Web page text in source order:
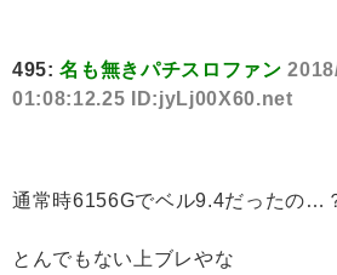
495:名も無きパチスロファン
01:08:12.25 ID:jyLj00X60.net
通常時6156Gでベル9.4だったの…
とんでもない上ブレやな